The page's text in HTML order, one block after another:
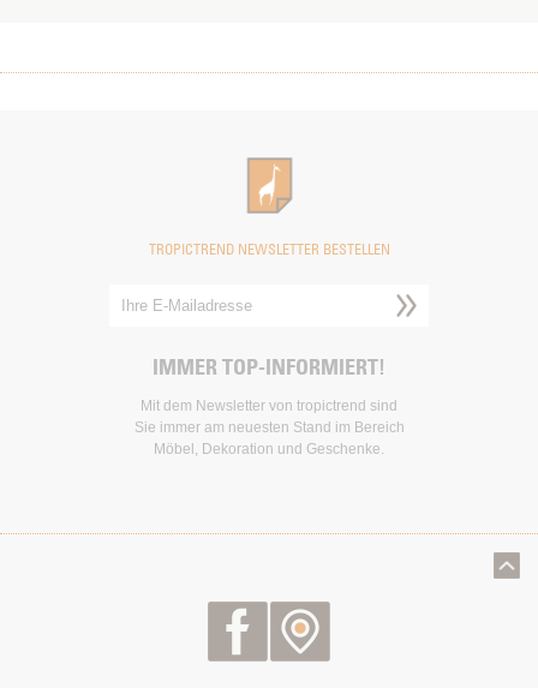
TROPICTREND NEWSLETTER BESTELLEN
IMMER TOP-INFORMIERT!
Mit dem Newsletter von tropictrend sind
Sie immer am neuesten Stand im Bereich
Möbel, Dekoration und Geschenke.